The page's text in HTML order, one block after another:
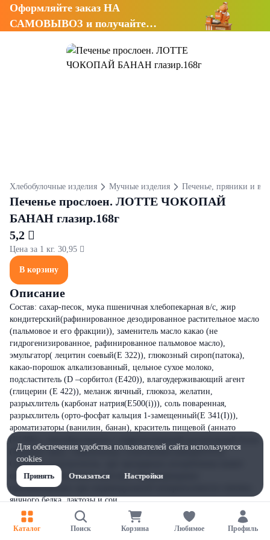
Оформляйте заказ НА
САМОВЫВОЗ и получайте
Хлебобулочные изделия Мучные изделия Печенье, пряники и
Печенье прослоен. ЛОТТЕ ЧОКОПАЙ
БАНАН глазир.168г
5,2 
Цена за 1 кг. 30,95 
В корзину
Описание
Состав: сахар-песок, мука пшеничная хлебопекарная в/с, жир
кондитерский(рафинированное дезодированное растительное масло
(пальмовое и его фракции)), заменитель масло какао (не
гидрогенизированное, рафинированное пальмовое масло),
эмульгатор( лецитин соевый(Е 322)), глюкозный сироп(патока),
какао-порошок алкализованный, цельное сухое молоко,
подсластитель (D –сорбитол (Е420)), влагоудерживающий агент
(глицерин (Е 422)), меланж яичный, глюкоза, желатин,
разрыхлитель (карбонат натрия(Е500(i))), соль поваренная,
разрыхлитель (орто-фосфат кальция 1-замещенный(Е 341(I))),
ароматизаторы (ванилин, банан), краситель пищевой (аннато
(Hyfoama vpn)), стабилизатор ( ксантановая камедь(Е415)).
Содержит подсластитель, при чрезмерном употреблении может
оказывать слабительное действие. Предупреждение:
противопоказано при индивидуальной непереносимости глютена ,
яичного белка, лактозы и сои.
Каталог Поиск Корзина Любимое Профиль
Для обеспечения удобства пользователей сайта используются
cookies
Принять
Отказаться Настройки